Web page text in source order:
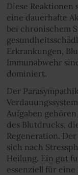
Diese
eine dauerhafte
bei chronischem
Erkrankungen,
Immunabwehr
dominiert.
Der
Aufgaben
des Blutdrucks,
Regeneration.
sich nach
Heilung. Ein gut
essenziell für